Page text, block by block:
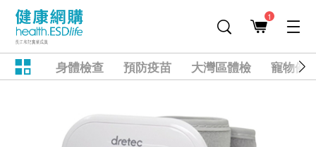
1
身體檢查 預防疫苗 大灣區體檢 寵物健